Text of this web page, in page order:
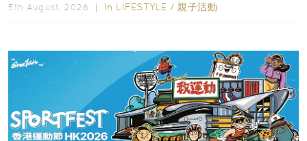
5th August, 2026 ｜ In LIFESTYLE / 親子活動